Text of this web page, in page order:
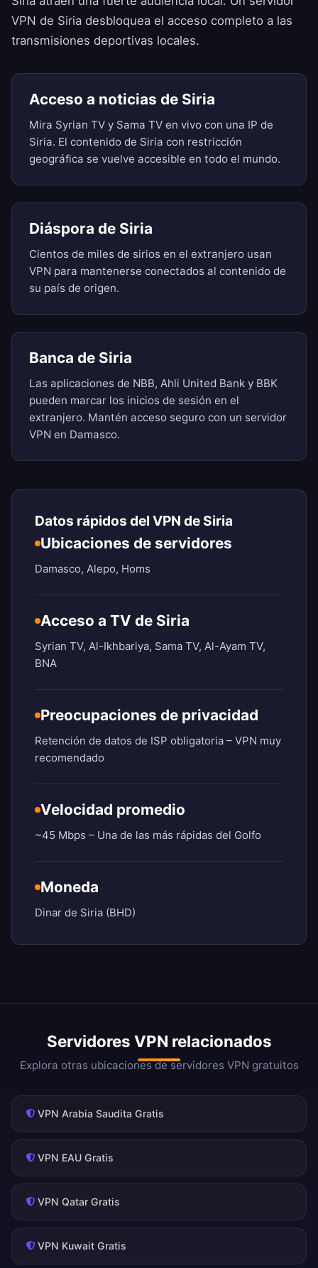
VPN de Siria desbloquea el acceso completo a las
transmisiones deportivas locales.
Acceso a noticias de Siria
Mira Syrian TV y Sama TV en vivo con una IP de
Siria. El contenido de Siria con restricción
geográfica se vuelve accesible en todo el mundo.
Diáspora de Siria
Cientos de miles de sirios en el extranjero usan
VPN para mantenerse conectados al contenido de
su país de origen.
Banca de Siria
Las aplicaciones de NBB, Ahli United Bank y BBK
pueden marcar los inicios de sesión en el
extranjero. Mantén acceso seguro con un servidor
VPN en Damasco.
Datos rápidos del VPN de Siria
Ubicaciones de servidores
Damasco, Alepo, Homs
Acceso a TV de Siria
Syrian TV, Al-Ikhbariya, Sama TV, Al-Ayam TV,
BNA
Preocupaciones de privacidad
Retención de datos de ISP obligatoria – VPN muy
recomendado
Velocidad promedio
~45 Mbps – Una de las más rápidas del Golfo
Moneda
Dinar de Siria (BHD)
Servidores VPN relacionados
Explora otras ubicaciones de servidores VPN gratuitos
VPN Arabia Saudita Gratis
VPN EAU Gratis
VPN Qatar Gratis
VPN Kuwait Gratis